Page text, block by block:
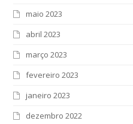
maio 2023
abril 2023
março 2023
fevereiro 2023
janeiro 2023
dezembro 2022